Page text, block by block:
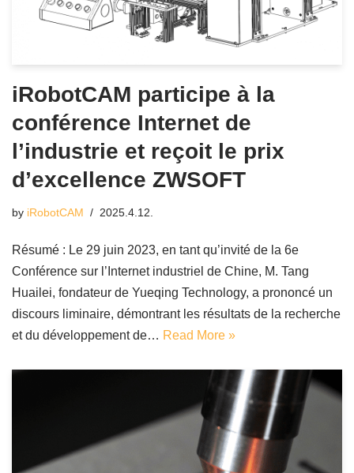
iRobotCAM participe à la
conférence Internet de
l’industrie et reçoit le prix
d’excellence ZWSOFT
by iRobotCAM 2025.4.12.
Résumé : Le 29 juin 2023, en tant qu’invité de la 6e
Conférence sur l’Internet industriel de Chine, M. Tang
Huailei, fondateur de Yueqing Technology, a prononcé un
discours liminaire, démontrant les résultats de la recherche
et du développement de… Read More »